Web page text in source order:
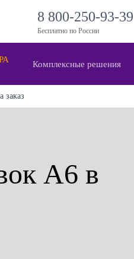
8 800-250-93-39
Бесплатно по России
Комплексные решения
заказ
А6 в